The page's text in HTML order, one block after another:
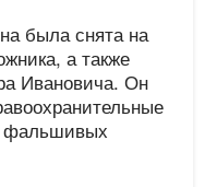
была снята на
а также
Ивановича. Он
фальшивых